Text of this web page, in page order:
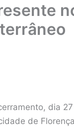
dia
de